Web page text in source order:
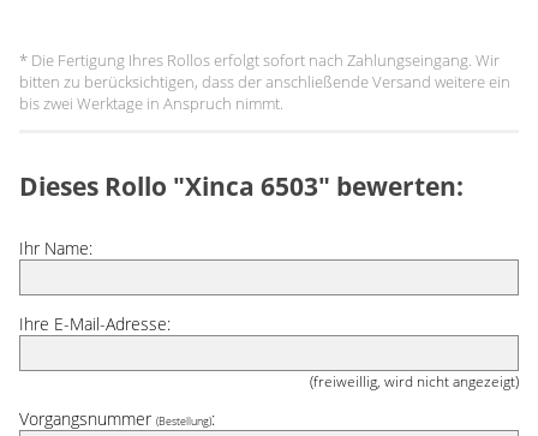
* Die Fertigung Ihres Rollos erfolgt sofort nach Zahlungseingang. Wir
bitten zu berücksichtigen, dass der anschließende Versand weitere ein
bis zwei Werktage in Anspruch nimmt.
Dieses Rollo "Xinca 6503" bewerten:
Ihr Name:
Ihre E-Mail-Adresse:
(freiweillig, wird nicht angezeigt)
Vorgangsnummer (Bestellung):